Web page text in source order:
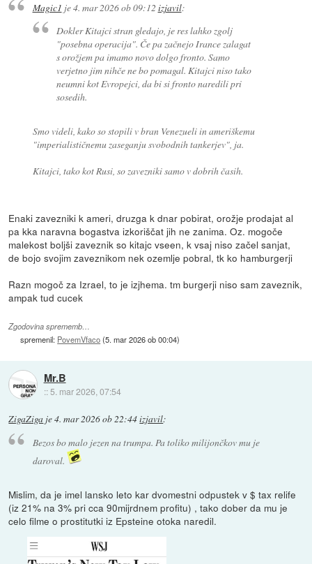
Magic1 je4. mar 2026 ob 09:12 izjavil:
Dokler Kitajci stran gledajo, je res lahko zgolj
"posebna operacija". Če pa začnejo Irance zalagat
s orožjem pa imamo novo dolgo fronto. Samo
verjetno jim nihče ne bo pomagal. Kitajci niso tako
neumni kot Evropejci, da bi si fronto naredili pri
sosedih.
Smo videli, kako so stopili v bran Venezueli in ameriškemu
"imperialističnemu zaseganju svobodnih tankerjev", ja.
Kitajci, tako kot Rusi, so zavezniki samo v dobrih časih.
Enaki zavezniki k ameri, druzga k dnar pobirat, orožje prodajat al
pa kka naravna bogastva izkoriščat jih ne zanima. Oz. mogoče
malekost boljši zaveznik so kitajc vseen, k vsaj niso začel sanjat,
de bojo svojim zaveznikom nek ozemlje pobral, tk ko hamburgerji
Razn mogoč za Izrael, to je izjhema. tm burgerji niso sam zaveznik,
ampak tud cucek
Zgodovina sprememb…
spremenil: PovemVfaco(5. mar 2026 ob 00:04)
Mr.B
:: 5. mar 2026, 07:54
ZigaZiga je4. mar 2026 ob 22:44izjavil:
Bezos bo malo jezen na trumpa. Pa toliko milijončkov mu je
daroval.
Mislim, da je imel lansko leto kar dvomestni odpustek v $ tax relife
(iz 21% na 3% pri cca 90mijrdnem profitu) , tako dober da mu je
celo filme o prostitutki iz Epsteine otoka naredil.